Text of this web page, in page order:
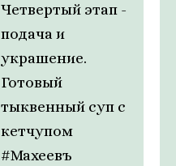
Четвертый этап -
подача и
украшение.
Готовый
тыквенный суп с
кетчупом
#Махеевъ